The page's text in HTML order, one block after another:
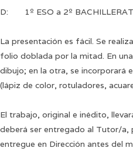
D: 1º ESO a 2º
La presentación es fácil. Se
folio doblada por la mitad. En
dibujo; en la otra, se incorporará
(lápiz de color, rotuladores,
El trabajo, original e inédito,
deberá ser entregado al Tutor/a,
entregue en Dirección antes del